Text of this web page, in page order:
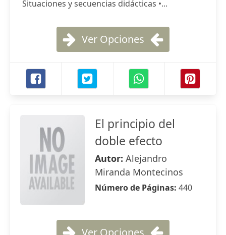
Situaciones y secuencias didácticas •...
Ver Opciones
El principio del
doble efecto
Autor: Alejandro
Miranda Montecinos
Número de Páginas: 440
Ver Opciones